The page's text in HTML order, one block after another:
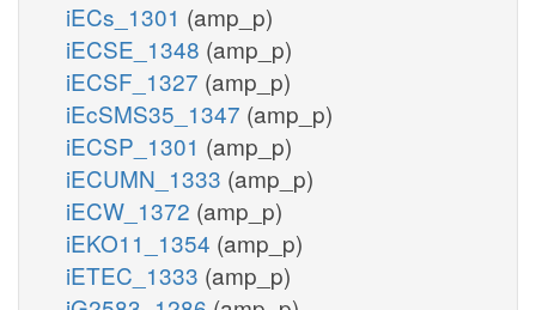
iECs_1301 (amp_p)
iECSE_1348 (amp_p)
iECSF_1327 (amp_p)
iEcSMS35_1347 (amp_p)
iECSP_1301 (amp_p)
iECUMN_1333 (amp_p)
iECW_1372 (amp_p)
iEKO11_1354 (amp_p)
iETEC_1333 (amp_p)